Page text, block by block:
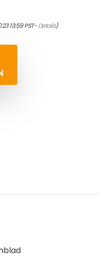
13:59 PST-Details)